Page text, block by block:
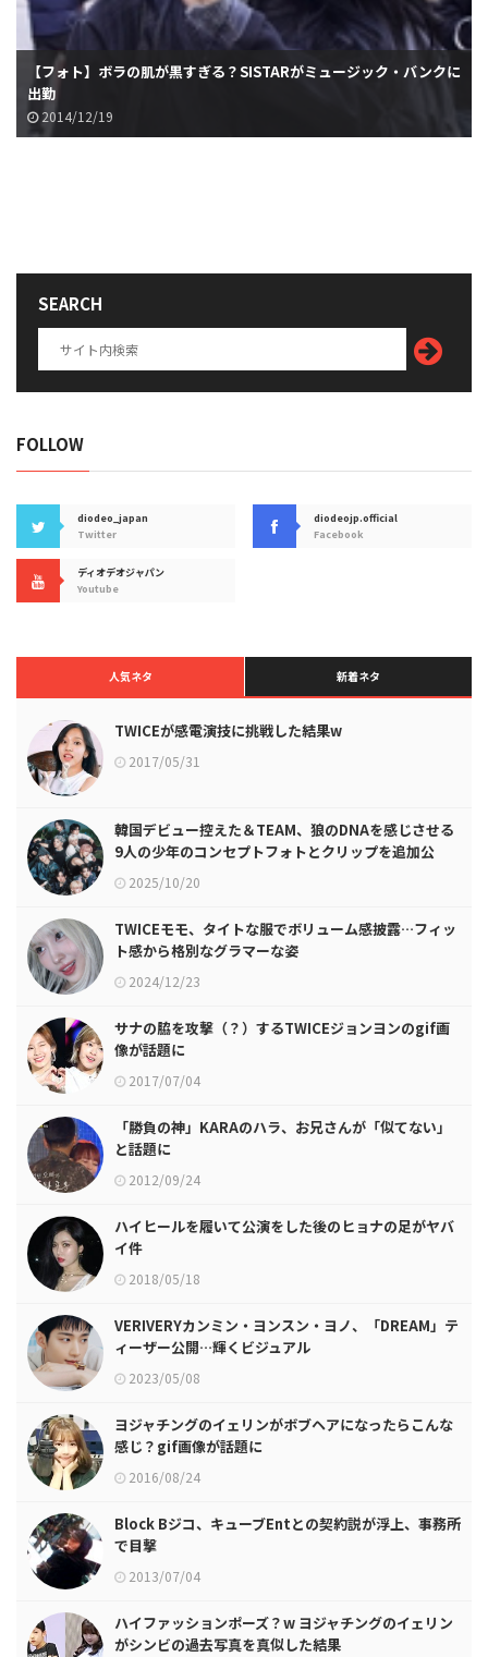
【フォト】ボラの肌が黒すぎる？SISTARがミュージック・バンクに
出勤
2014/12/19
SEARCH
FOLLOW
diodeo_japan
Twitter
diodeojp.official
Facebook
ディオデオジャパン
Youtube
人気ネタ 新着ネタ
TWICEが感電演技に挑戦した結果w
2017/05/31
韓国デビュー控えた＆TEAM、狼のDNAを感じさせる
9人の少年のコンセプトフォトとクリップを追加公
開！2025/10/20
TWICEモモ、タイトな服でボリューム感披露…フィッ
ト感から格別なグラマーな姿
2024/12/23
サナの脇を攻撃（？）するTWICEジョンヨンのgif画
像が話題に
2017/07/04
「勝負の神」KARAのハラ、お兄さんが「似てない」
と話題に
2012/09/24
ハイヒールを履いて公演をした後のヒョナの足がヤバ
イ件
2018/05/18
VERIVERYカンミン・ヨンスン・ヨノ、「DREAM」テ
ィーザー公開…輝くビジュアル
2023/05/08
ヨジャチングのイェリンがボブヘアになったらこんな
感じ？gif画像が話題に
2016/08/24
Block Bジコ、キューブEntとの契約説が浮上、事務所
で目撃
2013/07/04
ハイファッションポーズ？w ヨジャチングのイェリン
がシンビの過去写真を真似した結果